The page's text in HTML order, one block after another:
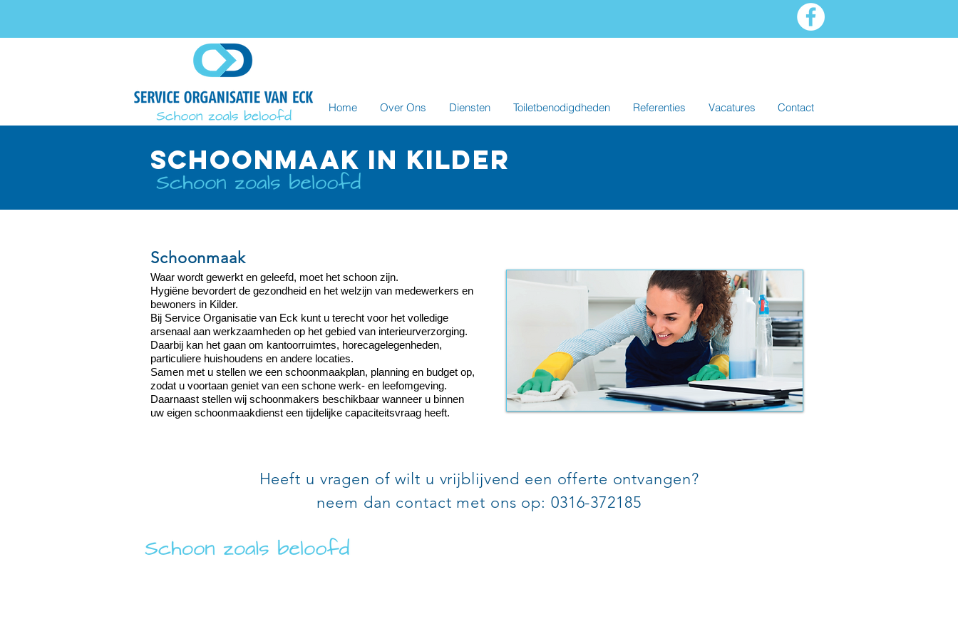
Home Over Ons Diensten Toiletbenodigdheden Referenties Vacatures Contact
SCHOONMAAK IN kilder
Schoonmaak
Waar wordt gewerkt en geleefd, moet het schoon zijn.
Hygiëne bevordert de gezondheid en het welzijn van medewerkers en
bewoners in Kilder.
Bij Service Organisatie van Eck kunt u terecht voor het volledige
arsenaal aan werkzaamheden op het gebied van interieurverzorging.
Daarbij kan het gaan om kantoorruimtes, horecagelegenheden,
particuliere huishoudens en andere locaties.
Samen met u stellen we een schoonmaakplan, planning en budget op,
zodat u voortaan geniet van een schone werk- en leefomgeving.
Daarnaast stellen wij schoonmakers beschikbaar wanneer u binnen
uw eigen schoonmaakdienst een tijdelijke capaciteitsvraag heeft.
Heeft u vragen of wilt u vrijblijvend een offerte ontvangen?
neem dan contact met ons op: 0316-372185